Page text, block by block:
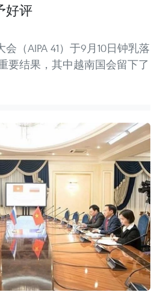
好评
（AIPA 41）于9月10日钟乳落
要结果，其中越南国会留下了